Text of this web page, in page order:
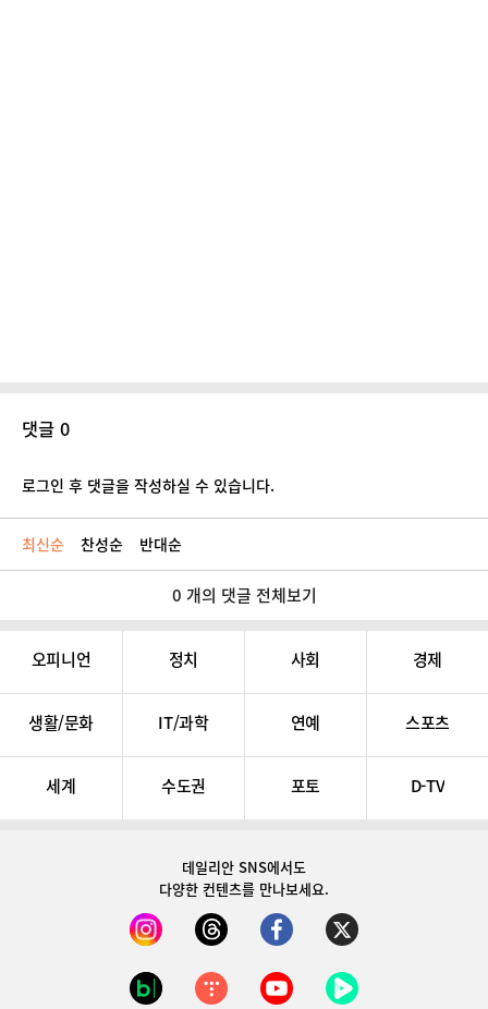
댓글 0
로그인 후 댓글을 작성하실 수 있습니다.
최신순 찬성순 반대순
0 개의 댓글 전체보기
오피니언 정치 사회 경제
생활/문화 IT/과학 연예 스포츠
세계 수도권 포토 D-TV
데일리안 SNS에서도
다양한 컨텐츠를 만나보세요.